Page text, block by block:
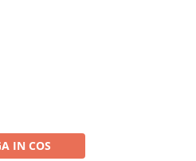
IN COS